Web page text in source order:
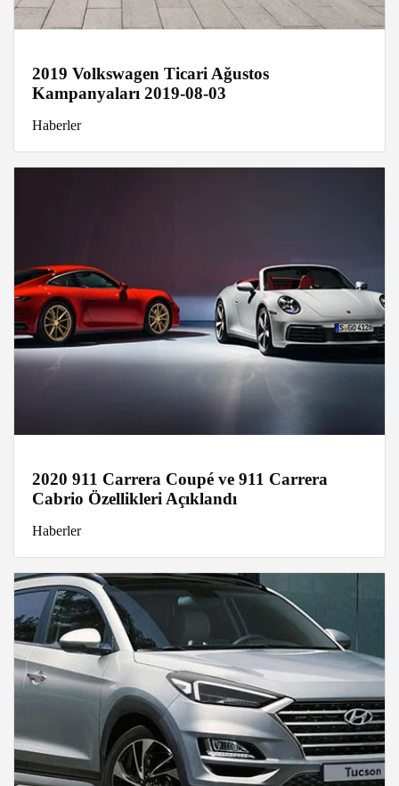
2019 Volkswagen Ticari Ağustos
Kampanyaları 2019-08-03
Haberler
2020 911 Carrera Coupé ve 911 Carrera
Cabrio Özellikleri Açıklandı
Haberler